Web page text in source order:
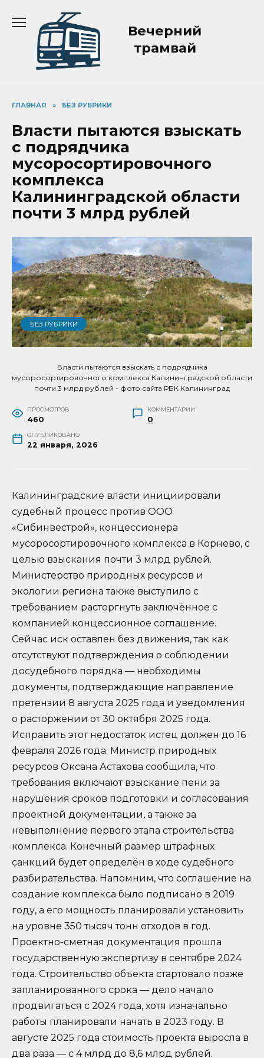
содержанию
Вечерний
трамвай
ГЛАВНАЯ » БЕЗ РУБРИКИ
Власти пытаются взыскать
с подрядчика
мусоросортировочного
комплекса
Калининградской области
почти 3 млрд рублей
БЕЗ РУБРИКИ
Власти пытаются взыскать с подрядчика
мусоросортировочного комплекса Калининградской области
почти 3 млрд рублей - фото сайта РБК Калининград
ПРОСМОТРОВ
460
КОММЕНТАРИИ
0
ОПУБЛИКОВАНО
22 января, 2026
Калининградские власти инициировали
судебный процесс против ООО
«Сибинвестрой», концессионера
мусоросортировочного комплекса в Корнево, с
целью взыскания почти 3 млрд рублей.
Министерство природных ресурсов и
экологии региона также выступило с
требованием расторгнуть заключённое с
компанией концессионное соглашение.
Сейчас иск оставлен без движения, так как
отсутствуют подтверждения о соблюдении
досудебного порядка — необходимы
документы, подтверждающие направление
претензии 8 августа 2025 года и уведомления
о расторжении от 30 октября 2025 года.
Исправить этот недостаток истец должен до 16
февраля 2026 года. Министр природных
ресурсов Оксана Астахова сообщила, что
требования включают взыскание пени за
нарушения сроков подготовки и согласования
проектной документации, а также за
невыполнение первого этапа строительства
комплекса. Конечный размер штрафных
санкций будет определён в ходе судебного
разбирательства. Напомним, что соглашение на
создание комплекса было подписано в 2019
году, а его мощность планировали установить
на уровне 350 тысяч тонн отходов в год.
Проектно-сметная документация прошла
государственную экспертизу в сентябре 2024
года. Строительство объекта стартовало позже
запланированного срока — дело начало
продвигаться с 2024 года, хотя изначально
работы планировали начать в 2023 году. В
августе 2025 года стоимость проекта выросла в
два раза — с 4 млрд до 8,6 млрд рублей.